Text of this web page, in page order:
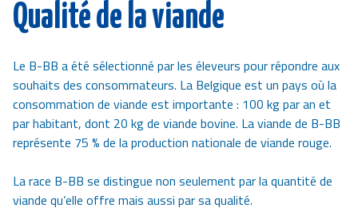
Qualité de la viande
Le B-BB a été sélectionné par les éleveurs pour répondre aux
souhaits des consommateurs. La Belgique est un pays où la
consommation de viande est importante : 100 kg par an et
par habitant, dont 20 kg de viande bovine. La viande de B-BB
représente 75 % de la production nationale de viande rouge.
La race B-BB se distingue non seulement par la quantité de
viande qu’elle offre mais aussi par sa qualité.